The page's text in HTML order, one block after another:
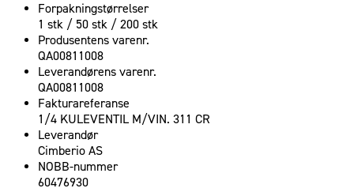
Forpakningstørrelser
1 stk / 50 stk / 200 stk
Produsentens varenr.
QA00811008
Leverandørens varenr.
QA00811008
Fakturareferanse
1/4 KULEVENTIL M/VIN. 311 CR
Leverandør
Cimberio AS
NOBB-nummer
60476930